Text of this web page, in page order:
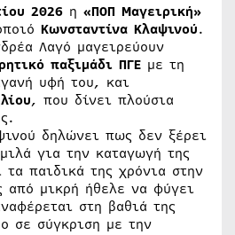
2026 η «ΠΟΠ Μαγειρική»
Κωνσταντίνα Κλαψινού.
Λαγό μαγειρεύουν
παξιμάδι ΠΓΕ με τη
υφή του, και
, που δίνει πλούσια
δηλώνει πως δεν ξέρει
για την καταγωγή της
παιδικά της χρόνια στην
από μικρή ήθελε να φύγει
στη βαθιά της
σε σύγκριση με την